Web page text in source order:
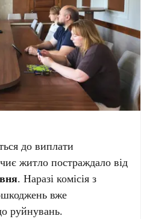
до виплати
житло постраждало від
. Наразі комісія з
вже
руйнувань.